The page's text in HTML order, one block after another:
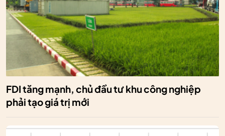
FDI tăng mạnh, chủ đầu tư khu công nghiệp
phải tạo giá trị mới